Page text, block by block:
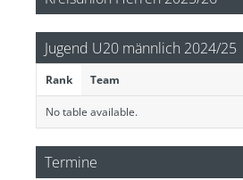
Jugend U20 männlich 2024/25
Rank Team
No table available.
Termine